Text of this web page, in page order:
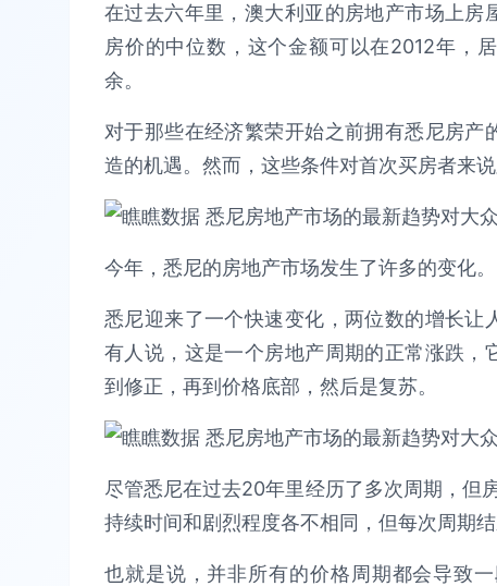
在过去六年里，澳大利亚的房地产市场上
房价的中位数，这个金额可以在2012年，
余。
对于那些在经济繁荣开始之前拥有悉尼房产
造的机遇。然而，这些条件对首次买房者来说
今年，悉尼的房地产市场发生了许多的变化。
悉尼迎来了一个快速变化，两位数的增长让
有人说，这是一个房地产周期的正常涨跌
到修正，再到价格底部，然后是复苏。
尽管悉尼在过去20年里经历了多次周期，但
持续时间和剧烈程度各不相同，但每次周期
也就是说，并非所有的价格周期都会导致